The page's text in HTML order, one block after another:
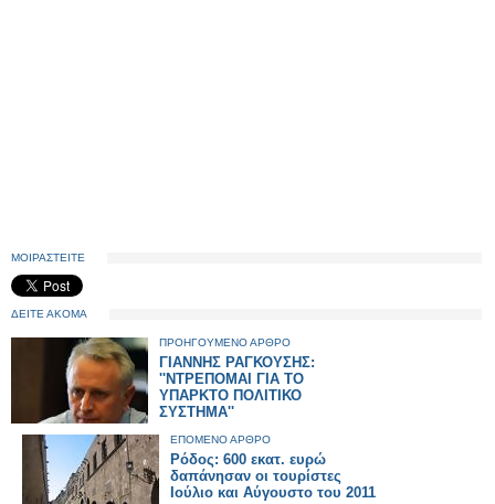
ΜΟΙΡΑΣΤΕΙΤΕ
ΔΕΙΤΕ ΑΚΟΜΑ
ΠΡΟΗΓΟΥΜΕΝΟ ΑΡΘΡΟ
ΓΙΑΝΝΗΣ ΡΑΓΚΟΥΣΗΣ:
''ΝΤΡΕΠΟΜΑΙ ΓΙΑ ΤΟ
ΥΠΑΡΚΤΟ ΠΟΛΙΤΙΚΟ
ΣΥΣΤΗΜΑ''
ΕΠΟΜΕΝΟ ΑΡΘΡΟ
Ρόδος: 600 εκατ. ευρώ
δαπάνησαν οι τουρίστες
Ιούλιο και Αύγουστο του 2011